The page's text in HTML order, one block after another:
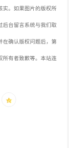
实。如果图片的版权所
后台留言系统与我们取
在确认版权问题后，第
所有者致歉等。本站连